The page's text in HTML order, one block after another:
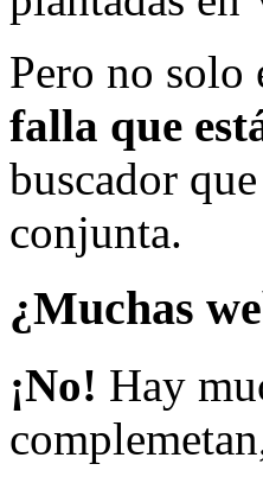
Pero no solo
falla que
buscador
conjunta.
¿Muchas
¡No! Hay